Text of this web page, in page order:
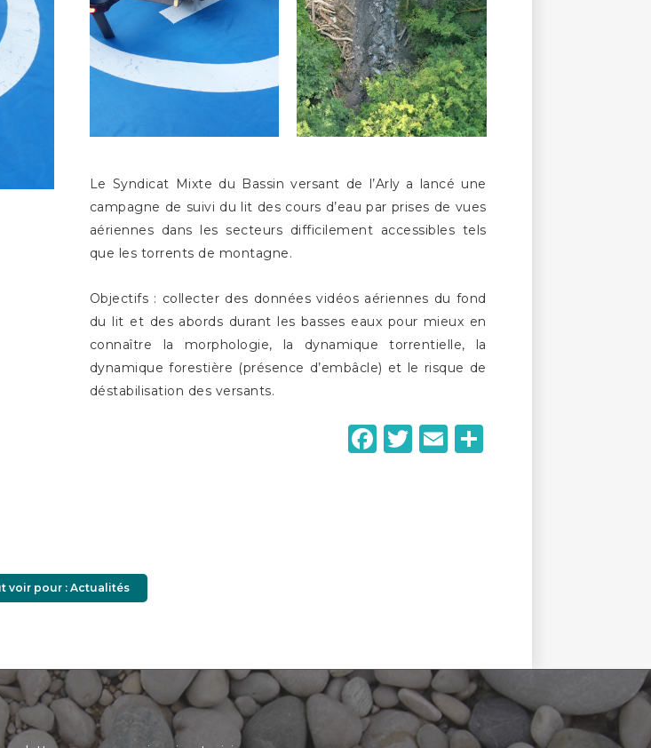
Le Syndicat Mixte du Bassin versant de l’Arly a lancé une
campagne de suivi du lit des cours d’eau par prises de vues
aériennes dans les secteurs difficilement accessibles tels
que les torrents de montagne.
Objectifs : collecter des données vidéos aériennes du fond
du lit et des abords durant les basses eaux pour mieux en
connaître la morphologie, la dynamique torrentielle, la
dynamique forestière (présence d’embâcle) et le risque de
déstabilisation des versants.
Facebook
Twitter
EmailPartager
voir pour : Actualités